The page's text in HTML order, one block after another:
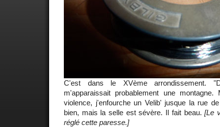
C'est dans le XVème arrondissement.
m'apparaissait probablement une
violence, j'enfourche un Velib' jusque la rue
bien, mais la selle est sévère. Il fait beau.[Le
réglé cette paresse.]